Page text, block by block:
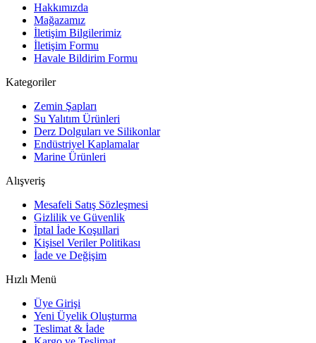
Hakkımızda
Mağazamız
İletişim Bilgilerimiz
İletişim Formu
Havale Bildirim Formu
Kategoriler
Zemin Şapları
Su Yalıtım Ürünleri
Derz Dolguları ve Silikonlar
Endüstriyel Kaplamalar
Marine Ürünleri
Alışveriş
Mesafeli Satış Sözleşmesi
Gizlilik ve Güvenlik
İptal İade Koşullari
Kişisel Veriler Politikası
İade ve Değişim
Hızlı Menü
Üye Girişi
Yeni Üyelik Oluşturma
Teslimat & İade